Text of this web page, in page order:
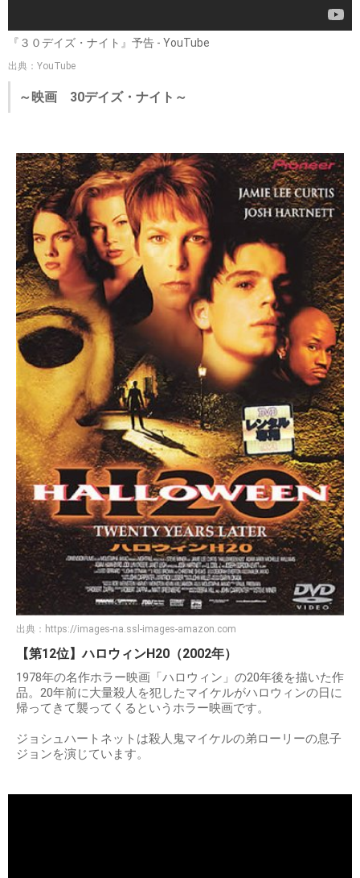
『３０デイズ・ナイト』予告 - YouTube
出典：YouTube
～映画 30デイズ・ナイト～
出典： https://images-na.ssl-images-amazon.com
【第12位】ハロウィンH20（2002年）
1978年の名作ホラー映画「ハロウィン」の20年後を描いた作
品。20年前に大量殺人を犯したマイケルがハロウィンの日に
帰ってきて襲ってくるというホラー映画です。
ジョシュハートネットは殺人鬼マイケルの弟ローリーの息子
ジョンを演じています。